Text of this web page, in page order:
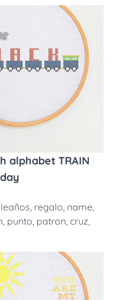
alphabet TRAIN
, regalo, name,
, punto, patron, cruz,